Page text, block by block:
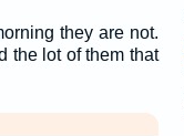
they are not.
the lot of them that